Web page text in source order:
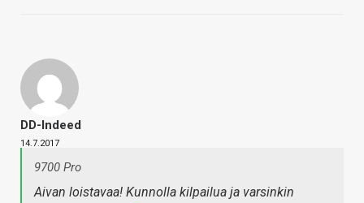
DD-Indeed
14.7.2017
9700 Pro
Aivan loistavaa! Kunnolla kilpailua ja varsinkin